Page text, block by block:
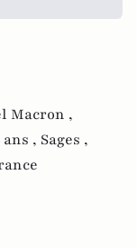
Macron ,
, Sages ,